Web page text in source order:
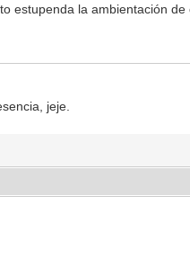
estupenda la ambientación
jeje.